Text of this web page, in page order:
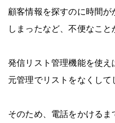
顧客情報を探すのに時間
しまったなど、不便なこと
発信リスト管理機能を使
元管理でリストをなくして
そのため、電話をかける